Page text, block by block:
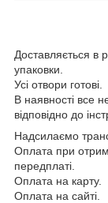
Доставляється в
упаковки.
Усі отвори готові.
В наявності все
відповідно до
Надсилаємо
Оплата при
передплаті.
Оплата на карту.
Оплата на сайті.